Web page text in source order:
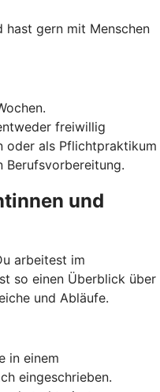
hast gern mit Menschen
freiwillig
oder als Pflichtpraktikum
Berufsvorbereitung.
und
arbeitest im
so einen Überblick über
und Abläufe.
in einem
eingeschrieben.